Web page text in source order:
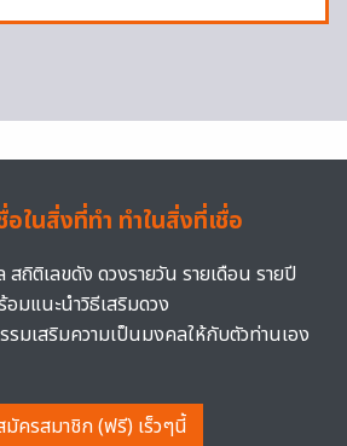
ในสิ่งที่ทำ ทำในสิ่งที่เชื่อ
สถิติเลขดัง ดวงรายวัน รายเดือน รายปี
มแนะนำวิธีเสริมดวง
รมเสริมความเป็นมงคลให้กับตัวท่านเอง
มัครสมาชิก (ฟรี) เร็วๆนี้